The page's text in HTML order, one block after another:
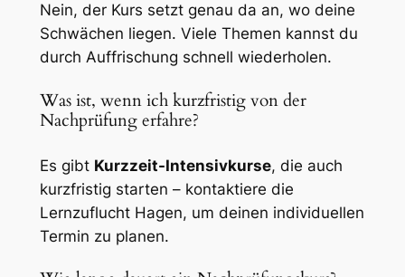
Nein, der Kurs setzt genau da an, wo deine
Schwächen liegen. Viele Themen kannst du
durch Auffrischung schnell wiederholen.
Was ist, wenn ich kurzfristig von der
Nachprüfung erfahre?
Es gibt Kurzzeit-Intensivkurse, die auch
kurzfristig starten – kontaktiere die
Lernzuflucht Hagen, um deinen individuellen
Termin zu planen.